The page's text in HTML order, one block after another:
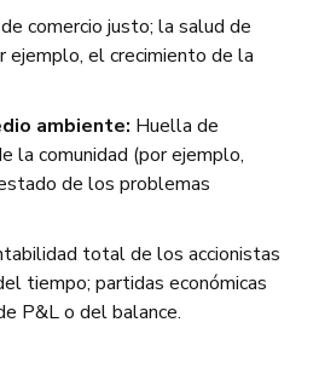
comercio justo; la salud de
ejemplo, el crecimiento de la
ambiente: Huella de
la comunidad (por ejemplo,
de los problemas
total de los accionistas
tiempo; partidas económicas
P&L o del balance.